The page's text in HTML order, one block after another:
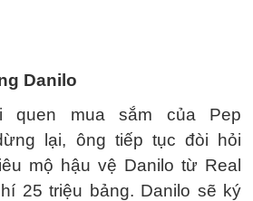
Danilo
quen mua sắm của Pep
lại, ông tiếp tục đòi hỏi
mộ hậu vệ Danilo từ Real
25 triệu bảng. Danilo sẽ ký